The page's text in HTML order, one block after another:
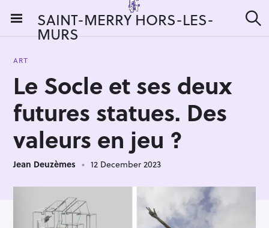
i
SAINT-MERRY HORS-LES-
MURS e
ART
Le Socle et ses deux
futures statues. Des
valeurs en jeu ?
Jean Deuzèmes 12 December 2023